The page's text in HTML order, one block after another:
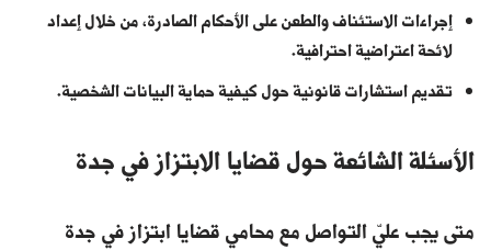
إجراءات الاستئناف والطعن على الأحكام الصادرة، من خلال إعداد
لائحة اعتراضية احترافية.
تقديم استشارات قانونية حول كيفية حماية البيانات الشخصية.
الأسئلة الشائعة حول قضايا الابتزاز في جدة
متى يجب عليّ التواصل مع محامي قضايا ابتزاز في جدة